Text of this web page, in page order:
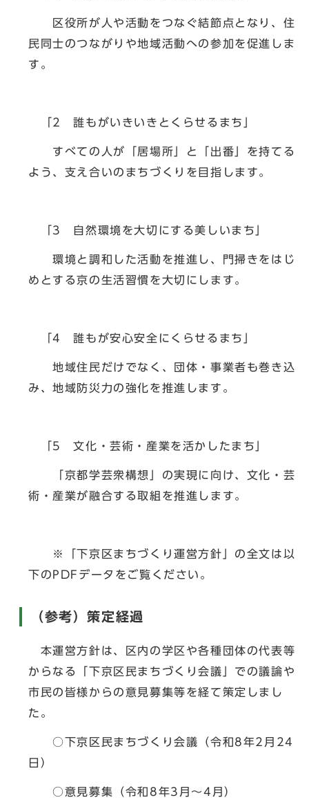
区役所が人や活動をつなぐ結節点となり、住
民同士のつながりや地域活動への参加を促進しま
す。
「2 誰もがいきいきとくらせるまち」
すべての人が「居場所」と「出番」を持てる
よう、支え合いのまちづくりを目指します。
「3 自然環境を大切にする美しいまち」
環境と調和した活動を推進し、門掃きをはじ
めとする京の生活習慣を大切にします。
「4 誰もが安心安全にくらせるまち」
地域住民だけでなく、団体・事業者も巻き込
み、地域防災力の強化を推進します。
「5 文化・芸術・産業を活かしたまち」
「京都学芸衆構想」の実現に向け、文化・芸
術・産業が融合する取組を推進します。
※「下京区まちづくり運営方針」の全文は以
下のPDFデータをご覧ください。
（参考）策定経過
本運営方針は、区内の学区や各種団体の代表等
からなる「下京区民まちづくり会議」での議論や
市民の皆様からの意見募集等を経て策定しまし
た。
○下京区民まちづくり会議（令和8年2月24
日）
○意見募集（令和8年3月～4月）